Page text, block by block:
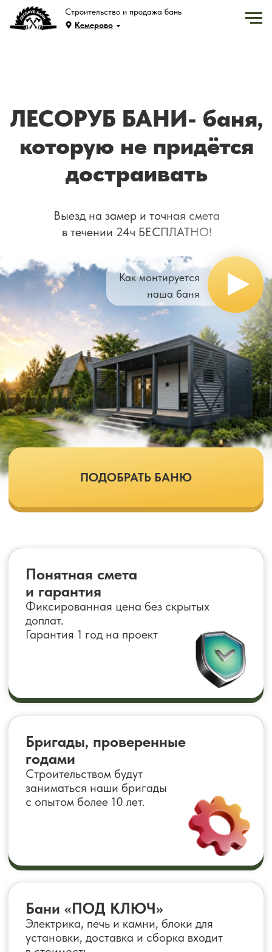
Строительство и продажа бань
Кемерово
Строительством будут
с опытом более 10 лет.
Понятная смета
и гарантия
Фиксированная цена без скрытых
доплат.
достраивать
Выезд на замер и точная смета
ПОДОБРАТЬ БАНЮ